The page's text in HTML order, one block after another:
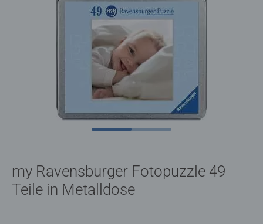
my Ravensburger Fotopuzzle 49
Teile in Metalldose